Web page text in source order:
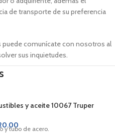
de transporte de su preferencia
puede comunícate con nosotros al
sus inquietudes.
y aceite 10067 Truper
y tubo de acero.